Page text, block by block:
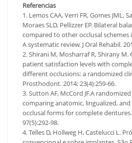
el
lado
de
trabajo
y
de
balance.
posterior
simultáneo.
Referencias
1. Lemos CAA, Verri FR, Gomes JML,
Moraes SLD, Pellizzer EP. Bilateral
compared to other occlusal
A systematic review. J Oral Rehabil.
2. Shirani M, Mosharraf R, Shirany M.
patient satisfaction levels with
different occlusions: a randomized
Prosthodont. 2014; 23(4):259-66.
3. Sutton AF, McCord JF.A
comparing anatomic, lingualized,
occlusal forms for complete
97(5):292-98.
4. Telles D, Hollweg H, Castelucci L.